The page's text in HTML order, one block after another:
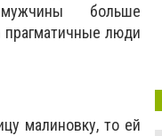
больше
прагматичные люди
малиновку, то ей